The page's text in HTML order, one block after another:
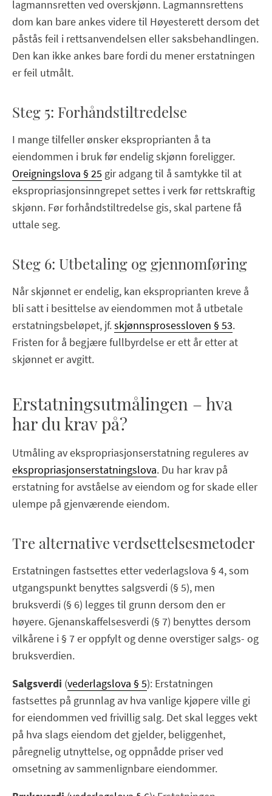
lagmannsretten ved overskjønn. Lagmannsrettens
dom kan bare ankes videre til Høyesterett dersom det
påstås feil i rettsanvendelsen eller saksbehandlingen.
Den kan ikke ankes bare fordi du mener erstatningen
er feil utmålt.
Steg 5: Forhåndstiltredelse
I mange tilfeller ønsker eksproprianten å ta
eiendommen i bruk før endelig skjønn foreligger.
Oreigningslova § 25 gir adgang til å samtykke til at
ekspropriasjonsinngrepet settes i verk før rettskraftig
skjønn. Før forhåndstiltredelse gis, skal partene få
uttale seg.
Steg 6: Utbetaling og gjennomføring
Når skjønnet er endelig, kan eksproprianten kreve å
bli satt i besittelse av eiendommen mot å utbetale
erstatningsbeløpet, jf.skjønnsprosessloven § 53.
Fristen for å begjære fullbyrdelse er ett år etter at
skjønnet er avgitt.
Erstatningsutmålingen – hva
har du krav på?
Utmåling av ekspropriasjonserstatning reguleres av
ekspropriasjonserstatningslova. Du har krav på
erstatning for avståelse av eiendom og for skade eller
ulempe på gjenværende eiendom.
Tre alternative verdsettelsesmetoder
Erstatningen fastsettes etter vederlagslova § 4, som
utgangspunkt benyttes salgsverdi (§ 5), men
bruksverdi (§ 6) legges til grunn dersom den er
høyere. Gjenanskaffelsesverdi (§ 7) benyttes dersom
vilkårene i § 7 er oppfylt og denne overstiger salgs- og
bruksverdien.
Salgsverdi (vederlagslova § 5): Erstatningen
fastsettes på grunnlag av hva vanlige kjøpere ville gi
for eiendommen ved frivillig salg. Det skal legges vekt
på hva slags eiendom det gjelder, beliggenhet,
påregnelig utnyttelse, og oppnådde priser ved
omsetning av sammenlignbare eiendommer.